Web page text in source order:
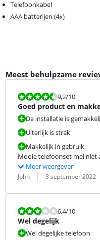
Telefoonkabel
AAA batterijen (4x)
Meest behulpzame
Beoordeling is 9,2 van de 10.
9,2/10
Goed product en
De installatie is
Uiterlijk is strak
Makkelijk in gebruik
Mooie telefoonset mei niet
Meer weergeven
Beoordeling door:
John
Datum: 3 september 2022
Beoordeling is 6,4 van de 10.
6,4/10
Wel degelijk
Wel degelijke telefoon